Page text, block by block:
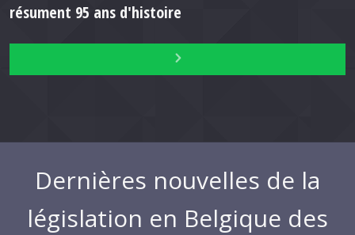
résument 95 ans d'histoire
Dernières nouvelles de la
législation en Belgique des